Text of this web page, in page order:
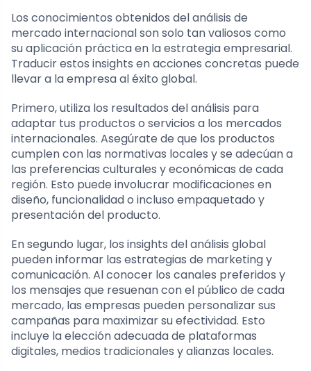
Los conocimientos obtenidos del análisis de
mercado internacional son solo tan valiosos como
su aplicación práctica en la estrategia empresarial.
Traducir estos insights en acciones concretas puede
llevar a la empresa al éxito global.
Primero, utiliza los resultados del análisis para
adaptar tus productos o servicios a los mercados
internacionales. Asegúrate de que los productos
cumplen con las normativas locales y se adecúan a
las preferencias culturales y económicas de cada
región. Esto puede involucrar modificaciones en
diseño, funcionalidad o incluso empaquetado y
presentación del producto.
En segundo lugar, los insights del análisis global
pueden informar las estrategias de marketing y
comunicación. Al conocer los canales preferidos y
los mensajes que resuenan con el público de cada
mercado, las empresas pueden personalizar sus
campañas para maximizar su efectividad. Esto
incluye la elección adecuada de plataformas
digitales, medios tradicionales y alianzas locales.